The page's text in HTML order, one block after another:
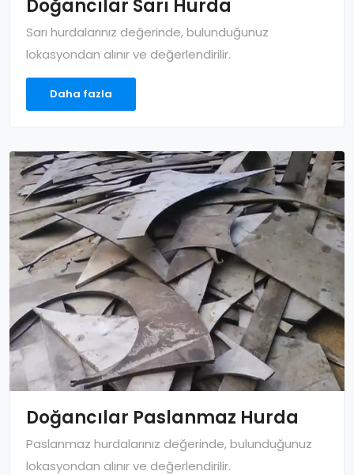
Doğancılar Sarı Hurda
Sarı hurdalarınız değerinde, bulunduğunuz
lokasyondan alınır ve değerlendirilir.
Daha fazla
Doğancılar Paslanmaz Hurda
Paslanmaz hurdalarınız değerinde, bulunduğunuz
lokasyondan alınır ve değerlendirilir.